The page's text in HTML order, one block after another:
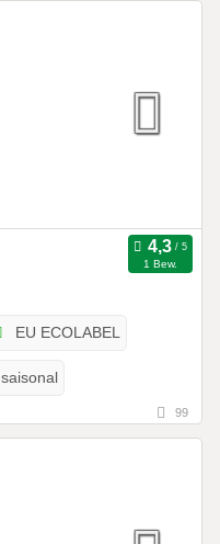
1 Bew.
EU ECOLABEL
saisonal
99